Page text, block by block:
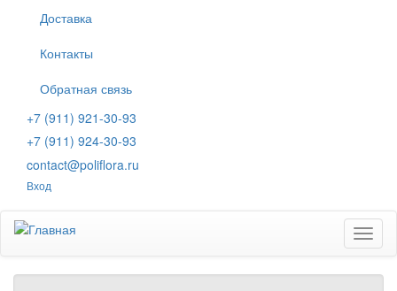
содержанию
Доставка
Контакты
Обратная связь
+7 (911) 921-30-93
+7 (911) 924-30-93
contact@poliflora.ru
Вход